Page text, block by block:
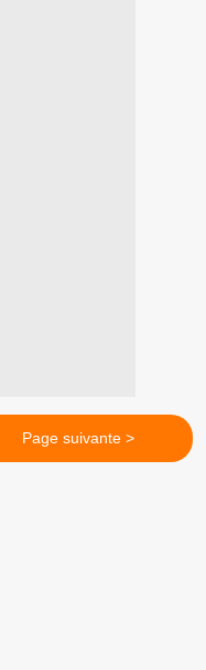
Page suivante >